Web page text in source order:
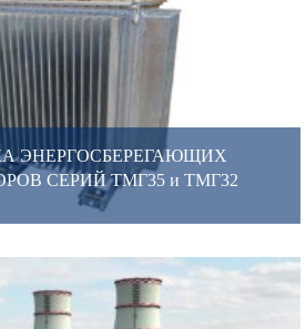
ЭНЕРГОСБЕРЕГАЮЩИХ
СЕРИЙ ТМГ35 и ТМГ32